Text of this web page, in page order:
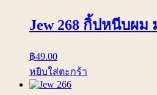
Jew 268 กิ้ปหนีบผม
฿49.00
หยิบใส่ตะกร้า